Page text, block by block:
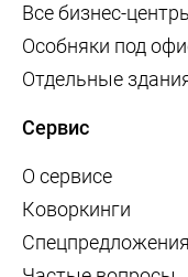
Все бизнес-
Особняки под
Отдельные
Сервис
О сервисе
Коворкинги
Спецпредложения